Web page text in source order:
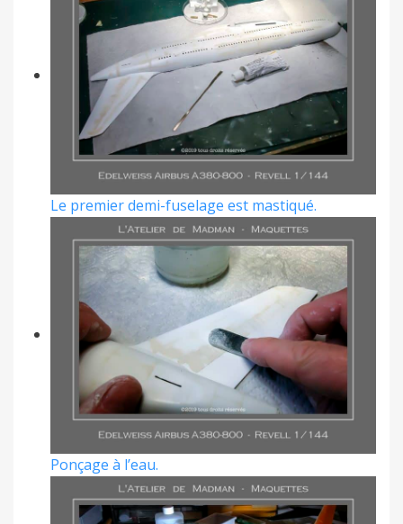
Le premier demi-fuselage est mastiqué.
Ponçage à l’eau.